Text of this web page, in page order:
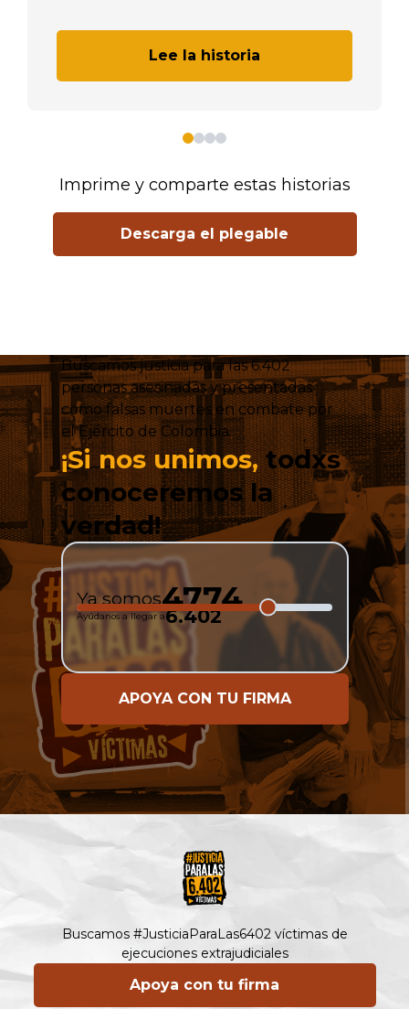
Lee la historia
Imprime y comparte estas historias
Descarga el plegable
Buscamos justicia para las 6.402
personas asesinadas y presentadas
como falsas muertes en combate por
el Ejército de Colombia.
¡Si nos unimos, todxs
conoceremos la
verdad!
Ya somos4932
Ayúdanos a llegar a6.402
APOYA CON TU FIRMA
Buscamos #JusticiaParaLas6402 víctimas de
ejecuciones extrajudiciales
Apoya con tu firma